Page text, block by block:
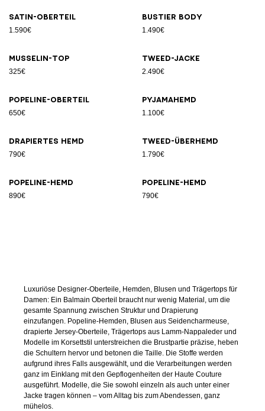
Satin-Oberteil
1.590€
Bustier Body
1.490€
Musselin-Top
325€
Tweed-Jacke
2.490€
Popeline-Oberteil
650€
Pyjamahemd
1.100€
Drapiertes Hemd
790€
Tweed-Überhemd
1.790€
Popeline-Hemd
890€
Popeline-Hemd
790€
Luxuriöse Designer-Oberteile, Hemden, Blusen und Trägertops für
Damen: Ein Balmain Oberteil braucht nur wenig Material, um die
gesamte Spannung zwischen Struktur und Drapierung
einzufangen. Popeline-Hemden, Blusen aus Seidencharmeuse,
drapierte Jersey-Oberteile, Trägertops aus Lamm-Nappaleder und
Modelle im Korsettstil unterstreichen die Brustpartie präzise, heben
die Schultern hervor und betonen die Taille. Die Stoffe werden
aufgrund ihres Falls ausgewählt, und die Verarbeitungen werden
ganz im Einklang mit den Gepflogenheiten der Haute Couture
ausgeführt. Modelle, die Sie sowohl einzeln als auch unter einer
Jacke tragen können – vom Alltag bis zum Abendessen, ganz
mühelos.